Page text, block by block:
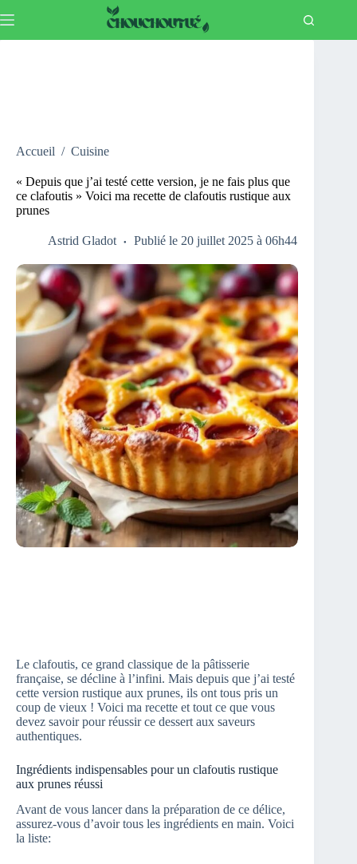
au
Accueil / Cuisine
« Depuis que j’ai testé cette version, je ne fais plus que
ce clafoutis » Voici ma recette de clafoutis rustique aux
prunes
Astrid Gladot Publié le 20 juillet 2025 à 06h44
Le clafoutis, ce grand classique de la pâtisserie
française, se décline à l’infini. Mais depuis que j’ai testé
cette version rustique aux prunes, ils ont tous pris un
coup de vieux ! Voici ma recette et tout ce que vous
devez savoir pour réussir ce dessert aux saveurs
authentiques.
Ingrédients indispensables pour un clafoutis rustique
aux prunes réussi
Avant de vous lancer dans la préparation de ce délice,
assurez-vous d’avoir tous les ingrédients en main. Voici
la liste: